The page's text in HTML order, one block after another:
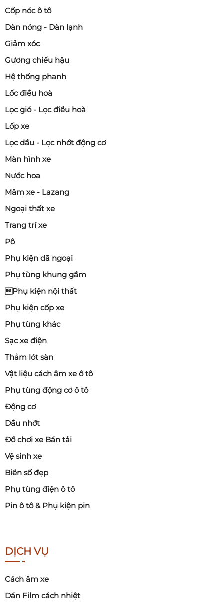
Cốp nóc ô tô
Dàn nóng - Dàn lạnh
Giảm xóc
Gương chiếu hậu
Hệ thống phanh
Lốc điều hoà
Lọc gió - Lọc điều hoà
Lốp xe
Lọc dầu - Lọc nhớt động cơ
Màn hình xe
Nước hoa
Mâm xe - Lazang
Ngoại thất xe
Trang trí xe
Pô
Phụ kiện dã ngoại
Phụ tùng khung gầm
Phụ kiện nội thất
Phụ kiện cốp xe
Phụ tùng khác
Sạc xe điện
Thảm lót sàn
Vật liệu cách âm xe ô tô
Phụ tùng động cơ ô tô
Động cơ
Dầu nhớt
Đồ chơi xe Bán tải
Vệ sinh xe
Biển số đẹp
Phụ tùng điện ô tô
Pin ô tô & Phụ kiện pin
DỊCH VỤ
Cách âm xe
Dán Film cách nhiệt